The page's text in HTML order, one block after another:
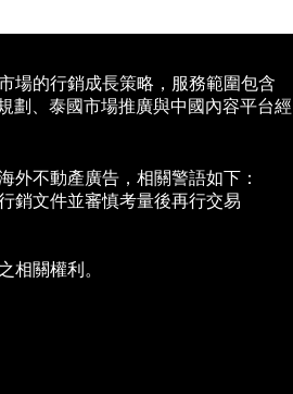
場的行銷成長策略，服務範圍包含
劃、泰國市場推廣與中國內容平台經
外不動產廣告，相關警語如下：
銷文件並審慎考量後再行交易
相關權利。